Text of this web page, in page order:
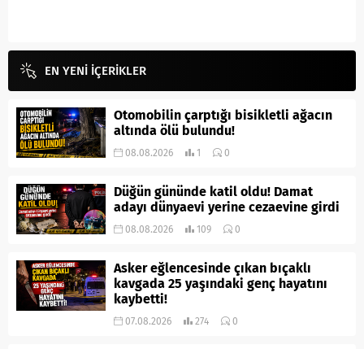
EN YENİ İÇERİKLER
Otomobilin çarptığı bisikletli ağacın
altında ölü bulundu!
08.08.2026 1 0
Düğün gününde katil oldu! Damat
adayı dünyaevi yerine cezaevine girdi
08.08.2026 109 0
Asker eğlencesinde çıkan bıçaklı
kavgada 25 yaşındaki genç hayatını
kaybetti!
07.08.2026 274 0